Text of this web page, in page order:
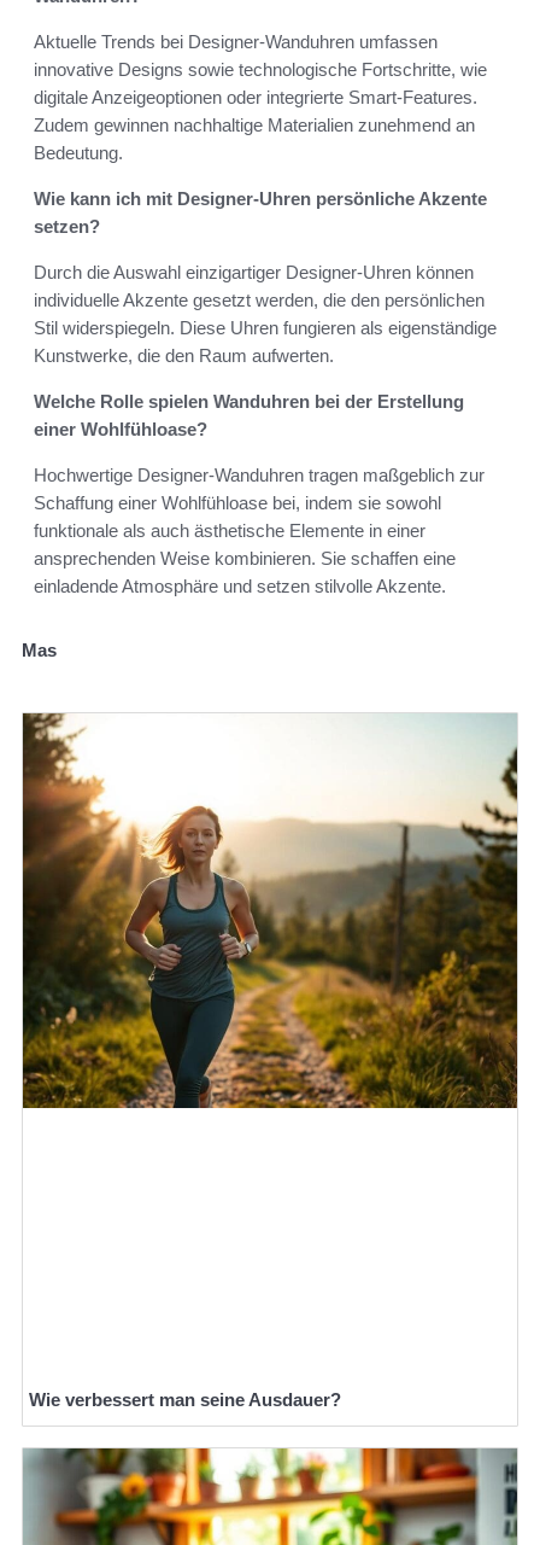
Aktuelle Trends bei Designer-Wanduhren umfassen
innovative Designs sowie technologische Fortschritte, wie
digitale Anzeigeoptionen oder integrierte Smart-Features.
Zudem gewinnen nachhaltige Materialien zunehmend an
Bedeutung.
Wie kann ich mit Designer-Uhren persönliche Akzente
setzen?
Durch die Auswahl einzigartiger Designer-Uhren können
individuelle Akzente gesetzt werden, die den persönlichen
Stil widerspiegeln. Diese Uhren fungieren als eigenständige
Kunstwerke, die den Raum aufwerten.
Welche Rolle spielen Wanduhren bei der Erstellung
einer Wohlfühloase?
Hochwertige Designer-Wanduhren tragen maßgeblich zur
Schaffung einer Wohlfühloase bei, indem sie sowohl
funktionale als auch ästhetische Elemente in einer
ansprechenden Weise kombinieren. Sie schaffen eine
einladende Atmosphäre und setzen stilvolle Akzente.
Mas
Wie verbessert man seine Ausdauer?